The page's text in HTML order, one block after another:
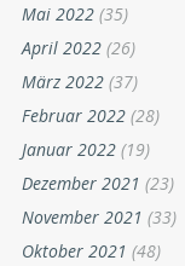
Mai 2022 (35)
April 2022 (26)
März 2022 (37)
Februar 2022 (28)
Januar 2022 (19)
Dezember 2021 (23)
November 2021 (33)
Oktober 2021 (48)